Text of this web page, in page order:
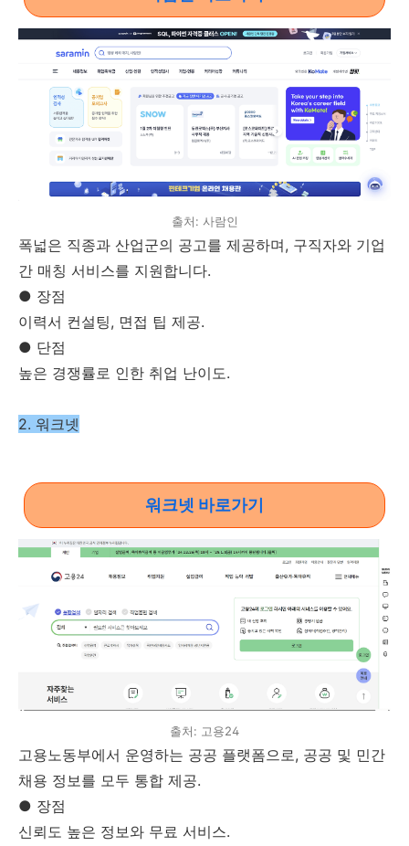
출처: 사람인
폭넓은 직종과 산업군의 공고를 제공하며, 구직자와 기업
간 매칭 서비스를 지원합니다.
● 장점
이력서 컨설팅, 면접 팁 제공.
● 단점
높은 경쟁률로 인한 취업 난이도.
2. 워크넷
워크넷 바로가기
출처: 고용24
고용노동부에서 운영하는 공공 플랫폼으로, 공공 및 민간
채용 정보를 모두 통합 제공.
● 장점
신뢰도 높은 정보와 무료 서비스.